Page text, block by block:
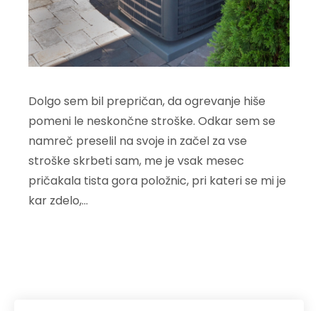
Dolgo sem bil prepričan, da ogrevanje hiše
pomeni le neskončne stroške. Odkar sem se
namreč preselil na svoje in začel za vse
stroške skrbeti sam, me je vsak mesec
pričakala tista gora položnic, pri kateri se mi je
kar zdelo,…